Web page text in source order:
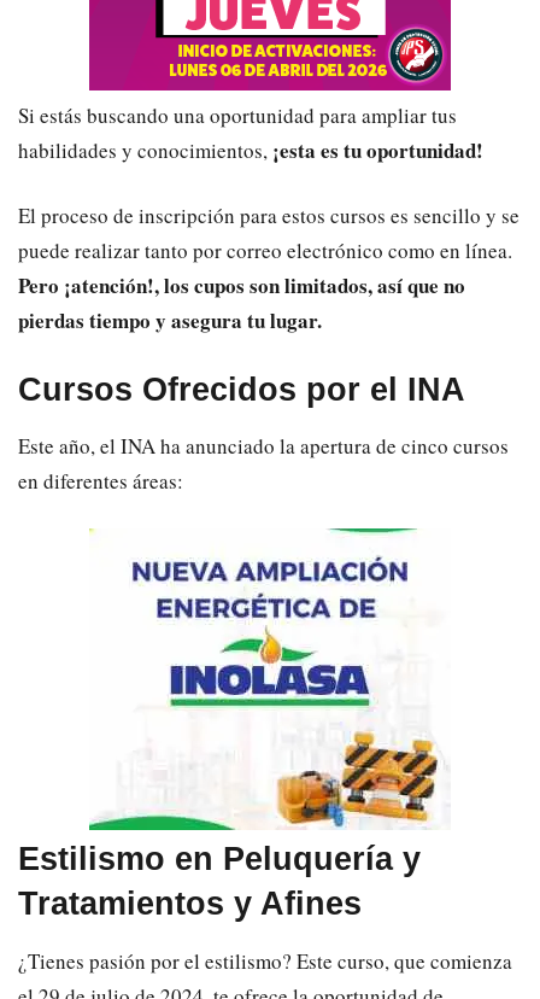
Si estás buscando una oportunidad para ampliar tus
habilidades y conocimientos, ¡esta es tu oportunidad!
El proceso de inscripción para estos cursos es sencillo y se
puede realizar tanto por correo electrónico como en línea.
Pero ¡atención!, los cupos son limitados, así que no
pierdas tiempo y asegura tu lugar.
Cursos Ofrecidos por el INA
Este año, el INA ha anunciado la apertura de cinco cursos
en diferentes áreas:
Estilismo en Peluquería y
Tratamientos y Afines
¿Tienes pasión por el estilismo? Este curso, que comienza